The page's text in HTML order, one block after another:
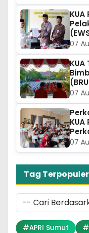
07
07
07
Tag Terpopuler
#APRI Sumut